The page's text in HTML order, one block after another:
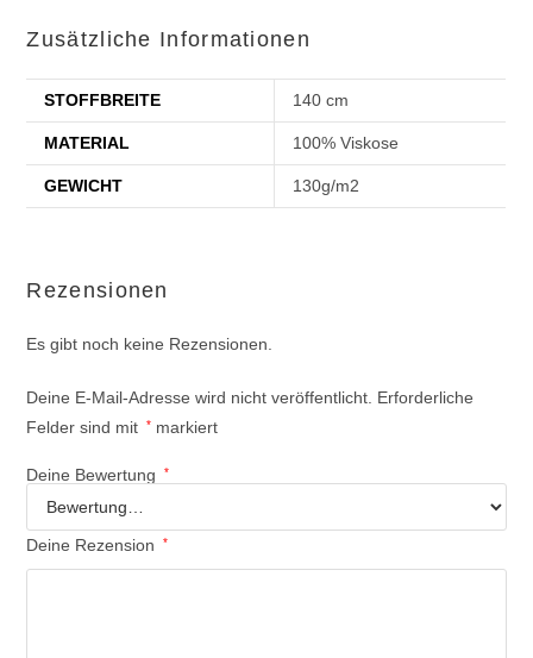
Zusätzliche Informationen
STOFFBREITE 140 cm
MATERIAL 100% Viskose
GEWICHT 130g/m2
Rezensionen
Es gibt noch keine Rezensionen.
Deine E-Mail-Adresse wird nicht veröffentlicht. Erforderliche
Felder sind mit
* markiert
Deine Bewertung *
Deine Rezension *